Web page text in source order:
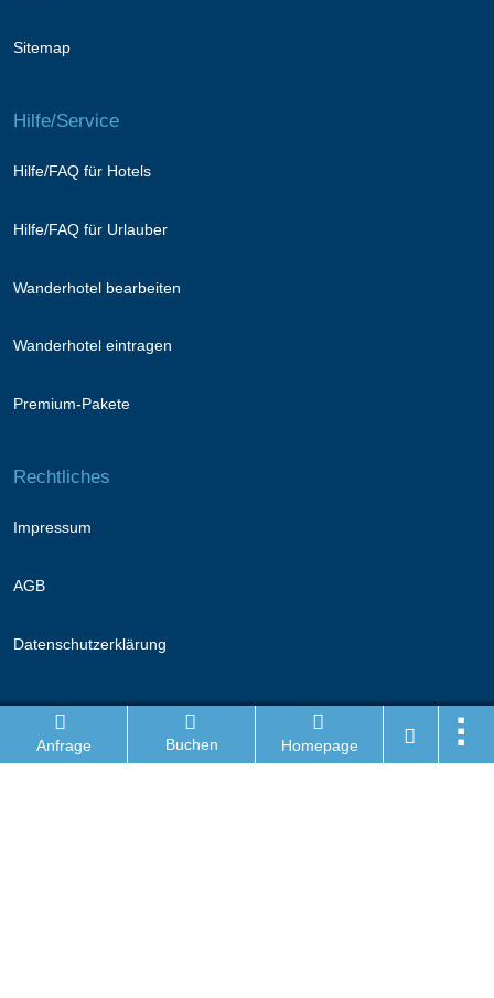
Anfrage Buchen Homepage
Sitemap
Hilfe/Service
Hilfe/FAQ für Hotels
Hilfe/FAQ für Urlauber
Wanderhotel bearbeiten
Wanderhotel eintragen
Premium-Pakete
Rechtliches
Impressum
AGB
Datenschutzerklärung
Folge uns
Facebook